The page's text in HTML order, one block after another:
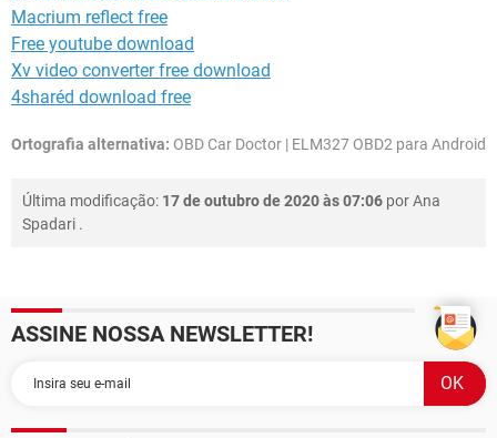
Macrium reflect free
Free youtube download
Xv video converter free download
4sharéd download free
Ortografia alternativa: OBD Car Doctor | ELM327 OBD2 para Android
Última modificação: 17 de outubro de 2020 às 07:06 porAna
Spadari .
ASSINE NOSSA NEWSLETTER!